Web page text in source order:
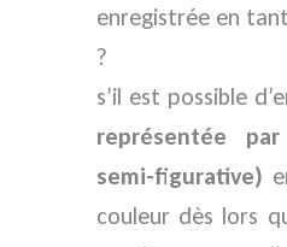
enregistrée en
?
s’il est possible
représentée
semi-figurative)
couleur dès lors